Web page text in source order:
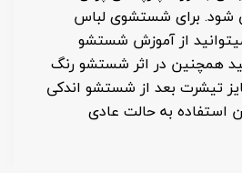
شود. برای شستشوی لباس
از آموزش شستشو
همچنین در اثر شستشو رنگ
تیشرت بعد از شستشو اندکی
استفاده به حالت عادی